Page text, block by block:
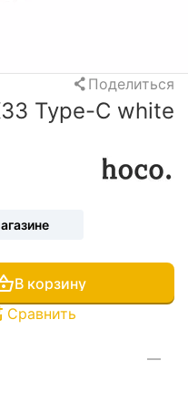
Поделиться
Type-C white
В корзину
Сравнить